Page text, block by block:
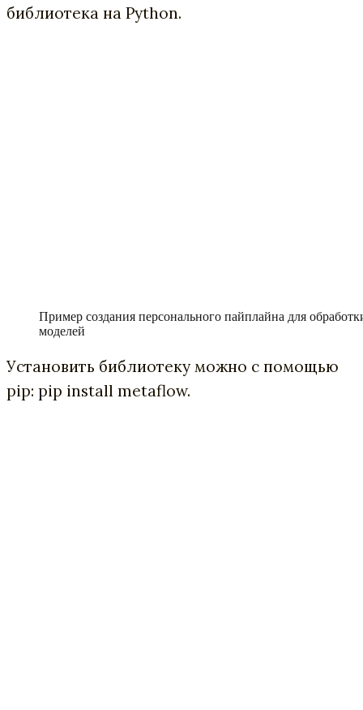
библиотека на Python.
Пример создания персонального пайплайна для
моделей
Установить библиотеку можно с помощью
pip: pip install metaflow.